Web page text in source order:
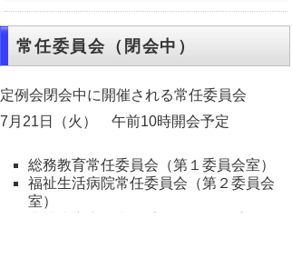
常任委員会（閉会中）
定例会閉会中に開催される常任委員会
7月21日（火） 午前10時開会予定
総務教育常任委員会（第１委員会室）
福祉生活病院常任委員会（第２委員会
室）